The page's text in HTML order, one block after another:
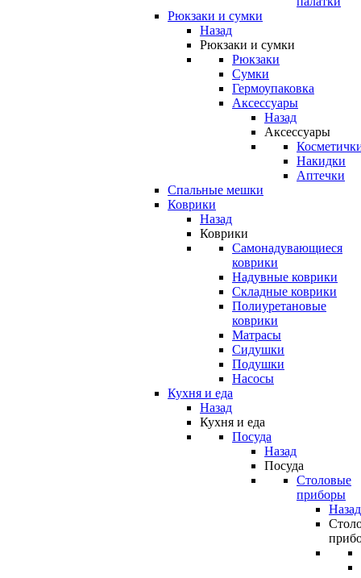
Рюкзаки и сумки
Назад
Рюкзаки и сумки
Рюкзаки
Сумки
Гермоупаковка
Аксессуары
Назад
Аксессуары
Накидки
Аптечки
Спальные мешки
Коврики
Назад
Коврики
Самонадувающиеся
коврики
Надувные коврики
Складные коврики
Полиуретановые
коврики
Матрасы
Сидушки
Подушки
Насосы
Кухня и еда
Назад
Кухня и еда
Посуда
Назад
Посуда
Столовые
приборы
Назад